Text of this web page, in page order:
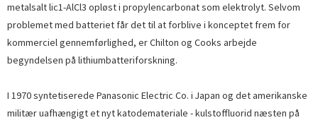
metalsalt lic1-AlCl3 opløst i propylencarbonat som elektrolyt. Selvom
problemet med batteriet får det til at forblive i konceptet frem for
kommerciel gennemførlighed, er Chilton og Cooks arbejde
begyndelsen på lithiumbatteriforskning.
I 1970 syntetiserede Panasonic Electric Co. i Japan og det amerikanske
militær uafhængigt et nyt katodemateriale - kulstoffluorid næsten på